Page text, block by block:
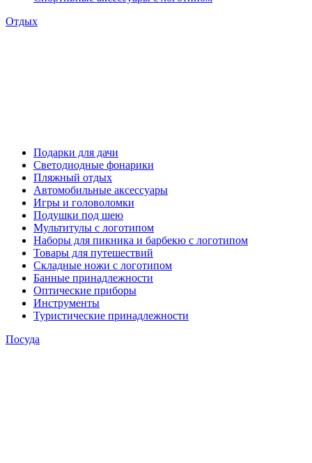
Отдых
Подарки для дачи
Светодиодные фонарики
Пляжный отдых
Автомобильные аксессуары
Игры и головоломки
Подушки под шею
Мультитулы с логотипом
Наборы для пикника и барбекю с логотипом
Товары для путешествий
Складные ножи с логотипом
Банные принадлежности
Оптические приборы
Инструменты
Туристические принадлежности
Посуда